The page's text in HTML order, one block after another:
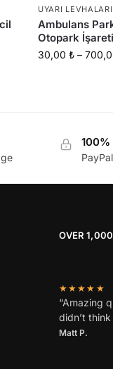
UYARI
Ambulans
Otopark İşareti
30,00₺ –
OVER
★★★★★
“Amazing
didn’t
Matt P.